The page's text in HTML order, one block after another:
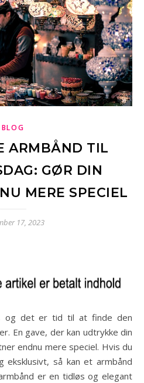
BLOG
ARMBÅND TIL
GØR DIN
MERE SPECIEL
17, 2023
En gave, der kan udtrykke din
endnu mere speciel. Hvis du
så kan et armbånd
er en tidløs og elegant